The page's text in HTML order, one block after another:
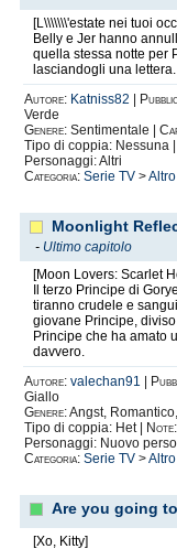
[L\\\\\\\'estate nei tuoi
Belly e Jer hanno
quella stessa notte per
lasciandogli una lettera.
Autore: Katniss82
Verde
Genere: Sentimentale |
Tipo di coppia: Nessuna |
Personaggi: Altri
Categoria: Serie TV >
Moonlight
- Ultimo capitolo
[Moon Lovers: Scarlet
Il terzo Principe di
tiranno crudele e
giovane Principe,
Principe che ha amato
davvero.
Autore: valechan91
Giallo
Genere:Angst,
Tipo di coppia: Het |
Note:
Personaggi: Nuovo
Categoria: Serie TV >
Are you going
[Xo, Kitty]